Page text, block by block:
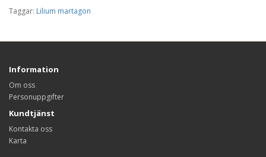
Taggar: Lilium martagon
Information
Om oss
Personuppgifter
Kundtjänst
Kontakta oss
Karta